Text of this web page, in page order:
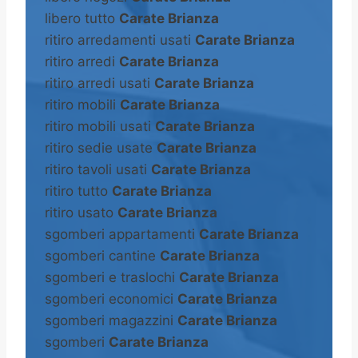
libero tutto Carate Brianza
ritiro arredamenti usati Carate Brianza
ritiro arredi Carate Brianza
ritiro arredi usati Carate Brianza
ritiro mobili Carate Brianza
ritiro mobili usati Carate Brianza
ritiro sedie usate Carate Brianza
ritiro tavoli usati Carate Brianza
ritiro tutto Carate Brianza
ritiro usato Carate Brianza
sgomberi appartamenti Carate Brianza
sgomberi cantine Carate Brianza
sgomberi e traslochi Carate Brianza
sgomberi economici Carate Brianza
sgomberi magazzini Carate Brianza
sgomberi Carate Brianza